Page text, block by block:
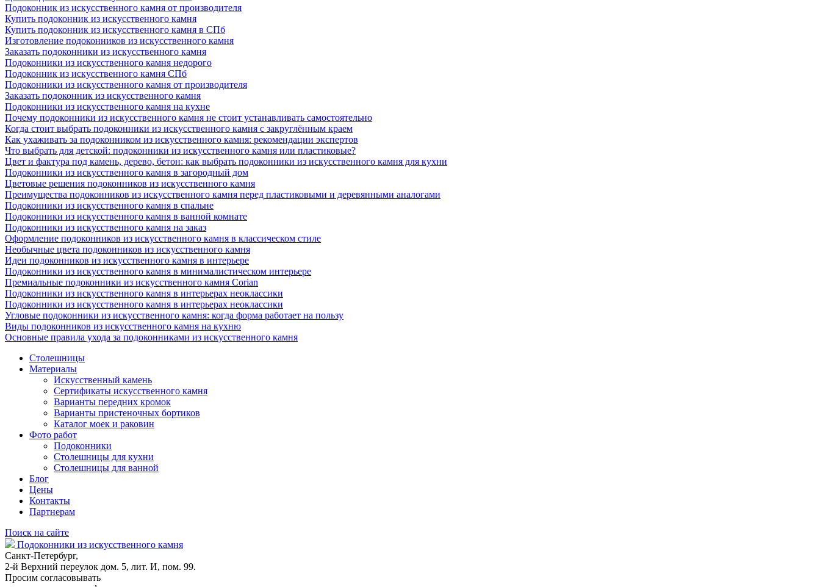
Подоконник из искусственного камня от производителя
Купить подоконник из искусственного камня
Купить подоконник из искусственного камня в СПб
Изготовление подоконников из искусственного камня
Заказать подоконники из искусственного камня
Подоконники из искусственного камня недорого
Подоконник из искусственного камня СПб
Подоконники из искусственного камня от производителя
Заказать подоконник из искусственного камня
Подоконники из искусственного камня на кухне
Почему подоконники из искусственного камня не стоит устанавливать самостоятельно
Когда стоит выбрать подоконники из искусственного камня с закруглённым краем
Как ухаживать за подоконником из искусственного камня: рекомендации экспертов
Что выбрать для детской: подоконники из искусственного камня или пластиковые?
Цвет и фактура под камень, дерево, бетон: как выбрать подоконники из искусственного камня для кухни
Подоконники из искусственного камня в загородный дом
Цветовые решения подоконников из искусственного камня
Преимущества подоконников из искусственного камня перед пластиковыми и деревянными аналогами
Подоконники из искусственного камня в спальне
Подоконники из искусственного камня в ванной комнате
Подоконники из искусственного камня на заказ
Оформление подоконников из искусственного камня в классическом стиле
Необычные цвета подоконников из искусственного камня
Идеи подоконников из искусственного камня в интерьере
Подоконники из искусственного камня в минималистическом интерьере
Премиальные подоконники из искусственного камня Corian
Подоконники из искусственного камня в интерьерах неоклассики
Подоконники из искусственного камня в интерьерах неоклассики
Угловые подоконники из искусственного камня: когда форма работает на пользу
Виды подоконников из искусственного камня на кухню
Основные правила ухода за подоконниками из искусственного камня
Столешницы
Материалы
Искусственный камень
Сертификаты искусственного камня
Варианты передних кромок
Варианты пристеночных бортиков
Каталог моек и раковин
Фото работ
Подоконники
Столешницы для кухни
Столешницы для ванной
Блог
Цены
Контакты
Партнерам
Поиск на сайте
Подоконники из искусственного камня
Санкт-Петербург,
2-й Верхний переулок дом. 5, лит. И, пом. 99.
Просим согласовывать